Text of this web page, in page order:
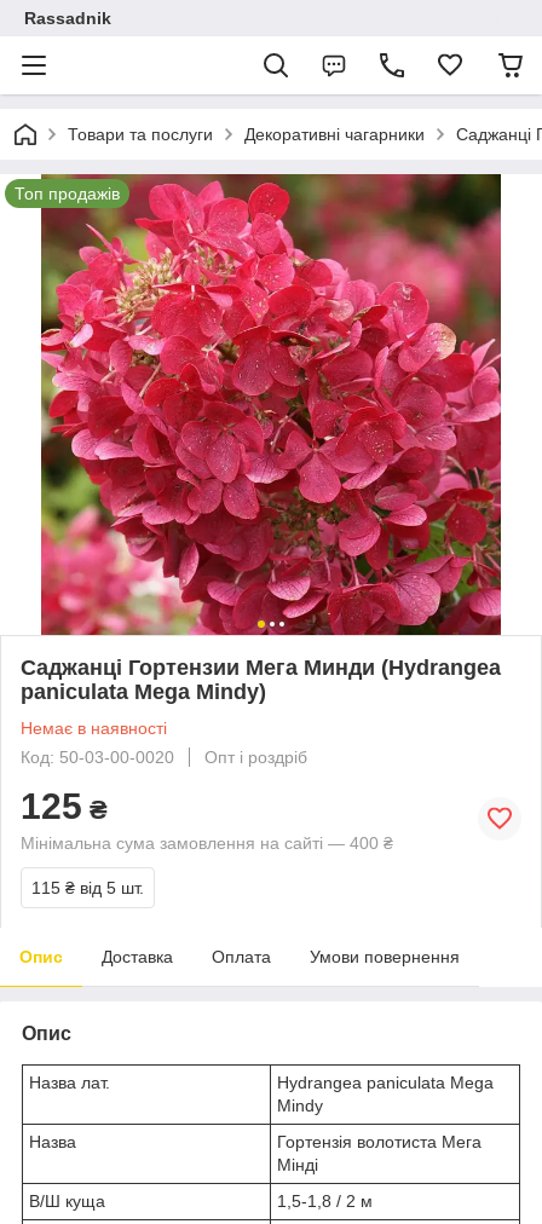
Rassadnik
Товари та послуги Декоративні чагарники Саджанці
Топ продажів
Саджанці Гортензии Мега Минди (Hydrangea
paniculata Mega Mindy)
Немає в наявності
Код: 50-03-00-0020
Опт і роздріб
125 ₴
Мінімальна сума замовлення на сайті — 400 ₴
115 ₴ від 5 шт.
Опис Доставка Оплата Умови повернення
Опис
Назва лат.
Hydrangea paniculata Mega
Mindy
Назва
Гортензія волотиста Мега
Мінді
В/Ш куща
1,5-1,8 / 2 м